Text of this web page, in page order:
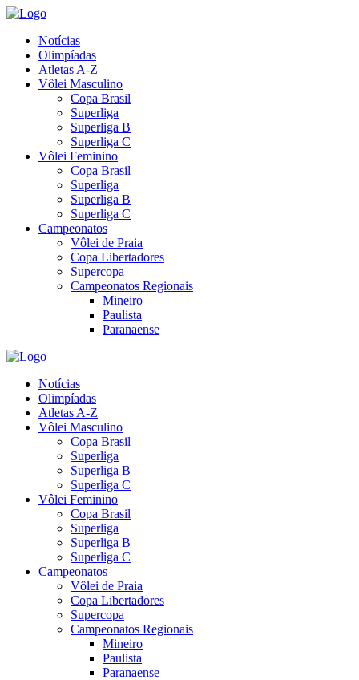
Notícias
Olimpíadas
Atletas A-Z
Vôlei Masculino
Copa Brasil
Superliga
Superliga B
Superliga C
Vôlei Feminino
Copa Brasil
Superliga
Superliga B
Superliga C
Campeonatos
Vôlei de Praia
Copa Libertadores
Supercopa
Campeonatos Regionais
Mineiro
Paulista
Paranaense
Notícias
Olimpíadas
Atletas A-Z
Vôlei Masculino
Copa Brasil
Superliga
Superliga B
Superliga C
Vôlei Feminino
Copa Brasil
Superliga
Superliga B
Superliga C
Campeonatos
Vôlei de Praia
Copa Libertadores
Supercopa
Campeonatos Regionais
Mineiro
Paulista
Paranaense